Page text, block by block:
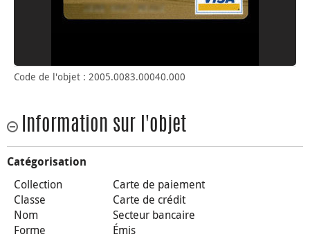
Code de l'objet : 2005.0083.00040.000
Information sur l'objet
Catégorisation
Collection
Carte de paiement
Classe
Carte de crédit
Nom
Secteur bancaire
Forme
Émis